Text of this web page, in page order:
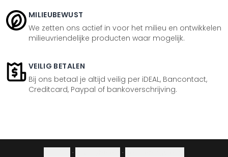
MILIEUBEWUST
We zetten ons actief in voor het milieu en ontwikkelen
milieuvriendelijke producten waar mogelijk.
VEILIG BETALEN
Bij ons betaal je altijd veilig per iDEAL, Bancontact,
Creditcard, Paypal of bankoverschrijving.
· ·